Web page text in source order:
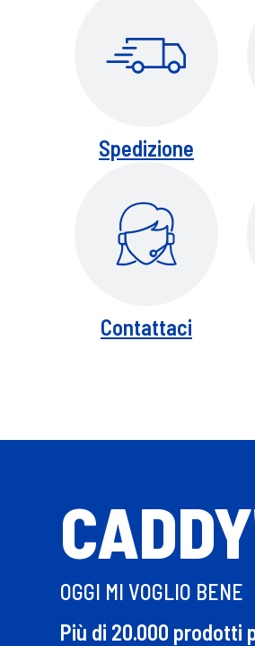
Spedizione
Contattaci
OGGI MI VOGLIO BENE
Più di 20.000 prodotti